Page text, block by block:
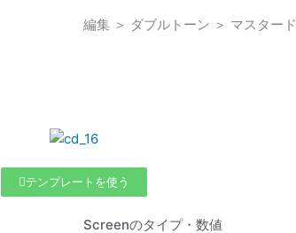
編集 ＞ ダブルトーン ＞ マスタード
テンプレートを使う
Screenのタイプ・数値